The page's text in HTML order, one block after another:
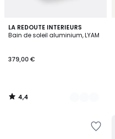
LA REDOUTE INTERIEURS
Bain de soleil aluminium, LYAM
379,00 €
4,4
/ 5
2
Couleurs
4,4
/